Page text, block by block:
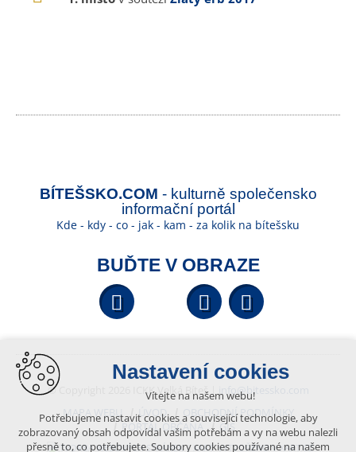
BÍTEŠSKO.COM - kulturně společensko
informační portál
Kde - kdy - co - jak - kam - za kolik na bítešsku
BUĎTE V OBRAZE
Facebook YouTube
© Copyright 2026 ICKK Velká Bíteš |
info@bitessko.com
MAPA WEBU
ÚVOD
OBCHODNÍ PODMÍNKY
PORTÁL OBČANA
GIS
VYTVOŘENO V XART.CZ
Nastavení cookies
Vítejte na našem webu!
Potřebujeme nastavit cookies a související technologie, aby
zobrazovaný obsah odpovídal vašim potřebám a vy na webu nalezli
přesně to, co potřebujete. Soubory cookies používané na našem